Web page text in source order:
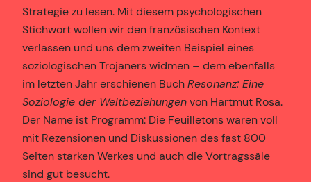
Strategie zu lesen. Mit diesem psychologischen
Stichwort wollen wir den französischen Kontext
verlassen und uns dem zweiten Beispiel eines
soziologischen Trojaners widmen – dem ebenfalls
im letzten Jahr erschienen BuchResonanz: Eine
Soziologie der Weltbeziehungenvon Hartmut Rosa.
Der Name ist Programm: Die Feuilletons waren voll
mit Rezensionen und Diskussionen des fast 800
Seiten starken Werkes und auch die Vortragssäle
sind gut besucht.